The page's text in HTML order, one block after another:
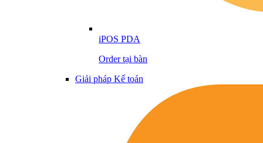
iPOS PDA
Order tại bàn
Giải pháp Kế toán